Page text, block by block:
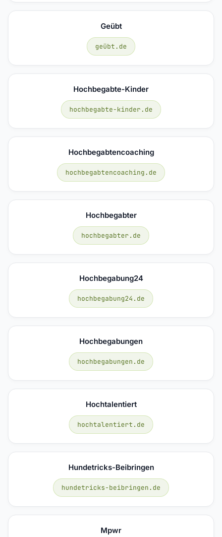
Geübt
geübt.de
Hochbegabte-Kinder
hochbegabte-kinder.de
Hochbegabtencoaching
hochbegabtencoaching.de
Hochbegabter
hochbegabter.de
Hochbegabung24
hochbegabung24.de
Hochbegabungen
hochbegabungen.de
Hochtalentiert
hochtalentiert.de
Hundetricks-Beibringen
hundetricks-beibringen.de
Mpwr